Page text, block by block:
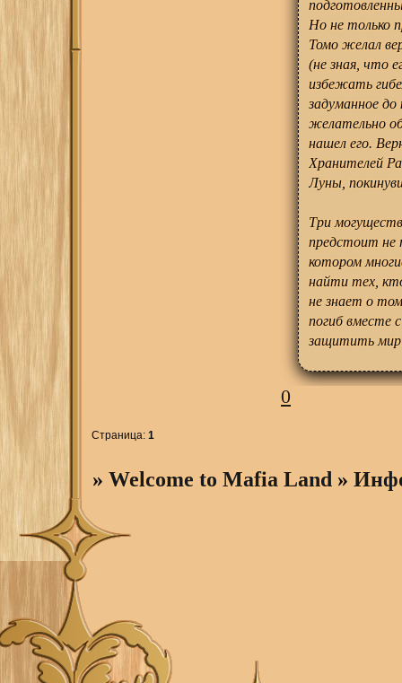
Но не только
Томо желал
(не зная, что
избежать
задуманное
желательно
нашел его.
Хранителей
Луны,
Три
предстоит не
котором
найти тех,
не знает о
погиб вместе
защитить мир
0
Страница:1
»Welcome to Mafia Land »